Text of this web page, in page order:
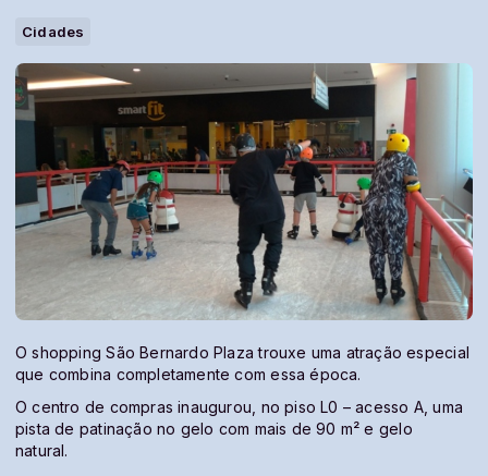
Cidades
O shopping São Bernardo Plaza trouxe uma atração especial
que combina completamente com essa época.
O centro de compras inaugurou, no piso L0 – acesso A, uma
pista de patinação no gelo com mais de 90 m² e gelo
natural.